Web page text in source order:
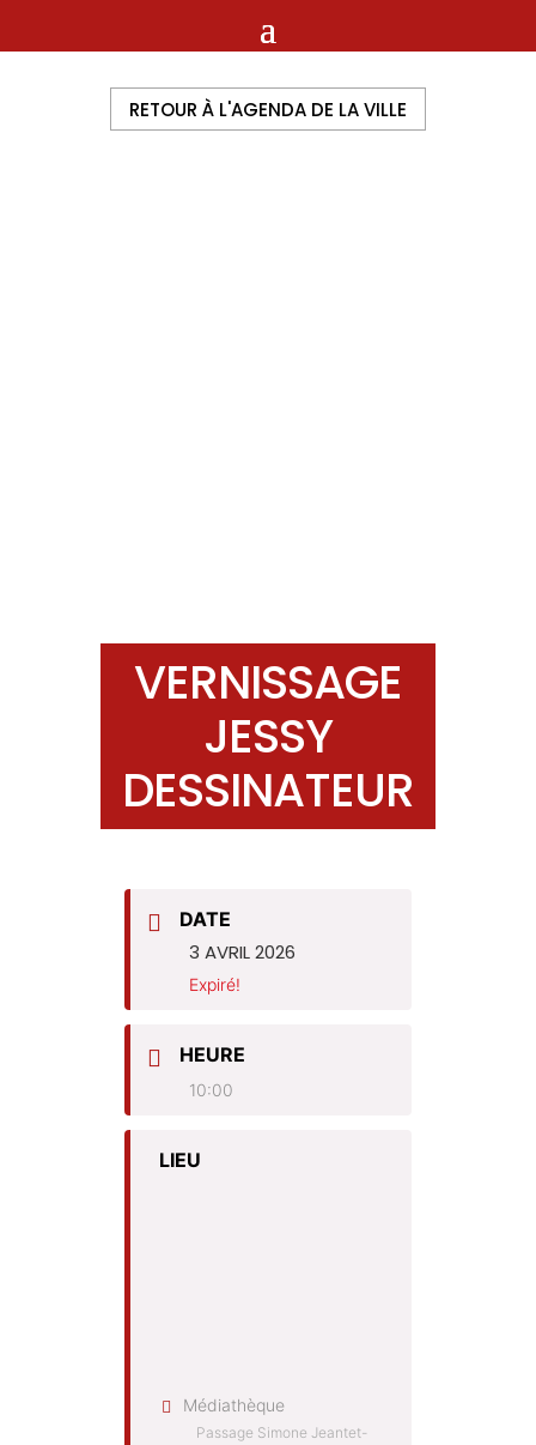
RETOUR À L'AGENDA DE LA VILLE
VERNISSAGE
JESSY
DESSINATEUR
DATE
3 AVRIL 2026
Expiré!
HEURE
10:00
LIEU
Médiathèque
Passage Simone Jeantet-